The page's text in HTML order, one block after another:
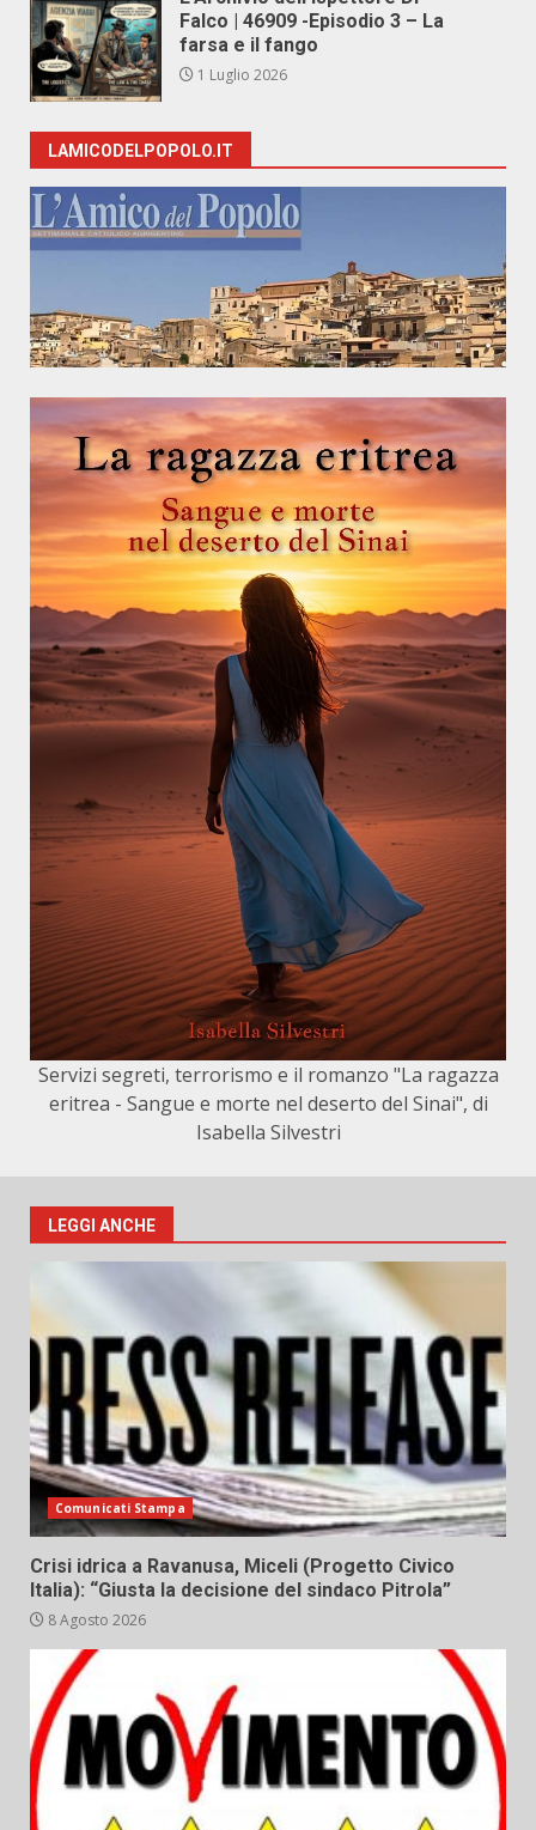
Falco | 46909 -Episodio 3 – La
farsa e il fango
1 Luglio 2026
LAMICODELPOPOLO.IT
Servizi segreti, terrorismo e il romanzo "La ragazza
eritrea - Sangue e morte nel deserto del Sinai", di
Isabella Silvestri
LEGGI ANCHE
Comunicati Stampa
Crisi idrica a Ravanusa, Miceli (Progetto Civico
Italia): “Giusta la decisione del sindaco Pitrola”
8 Agosto 2026